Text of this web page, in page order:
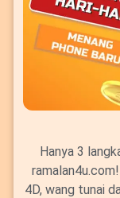
Hanya 3
4D, wang tunai